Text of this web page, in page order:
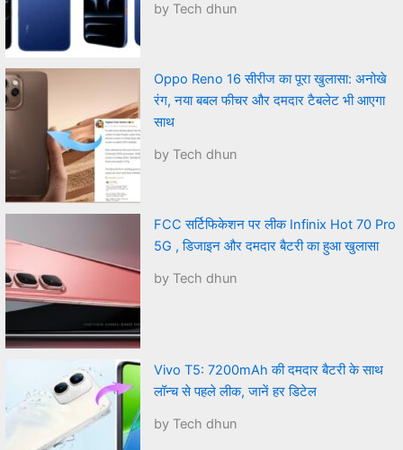
by Tech dhun
Oppo Reno 16 सीरीज का पूरा खुलासा: अनोखे
रंग, नया बबल फीचर और दमदार टैबलेट भी आएगा
साथ
by Tech dhun
FCC सर्टिफिकेशन पर लीक Infinix Hot 70 Pro
5G , डिजाइन और दमदार बैटरी का हुआ खुलासा
by Tech dhun
Vivo T5: 7200mAh की दमदार बैटरी के साथ
लॉन्च से पहले लीक, जानें हर डिटेल
by Tech dhun